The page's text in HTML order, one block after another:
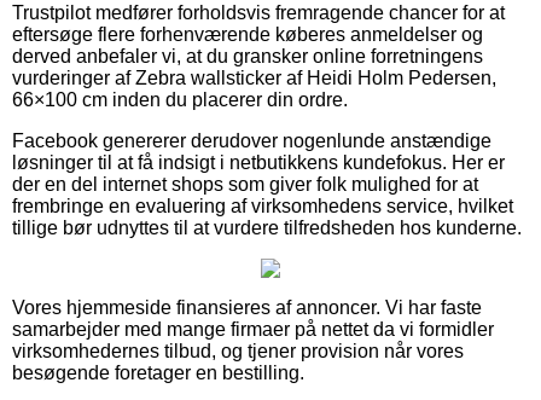
Trustpilot medfører forholdsvis fremragende chancer for at
eftersøge flere forhenværende køberes anmeldelser og
derved anbefaler vi, at du gransker online forretningens
vurderinger af Zebra wallsticker af Heidi Holm Pedersen,
66×100 cm inden du placerer din ordre.
Facebook genererer derudover nogenlunde anstændige
løsninger til at få indsigt i netbutikkens kundefokus. Her er
der en del internet shops som giver folk mulighed for at
frembringe en evaluering af virksomhedens service, hvilket
tillige bør udnyttes til at vurdere tilfredsheden hos kunderne.
Vores hjemmeside finansieres af annoncer. Vi har faste
samarbejder med mange firmaer på nettet da vi formidler
virksomhedernes tilbud, og tjener provision når vores
besøgende foretager en bestilling.